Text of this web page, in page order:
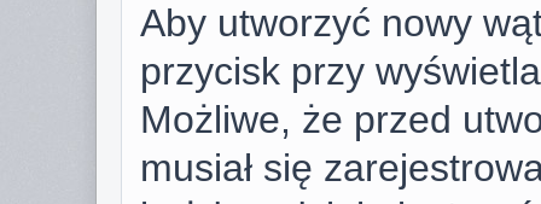
Aby utworzyć nowy
przycisk przy
Możliwe, że przed
musiał się